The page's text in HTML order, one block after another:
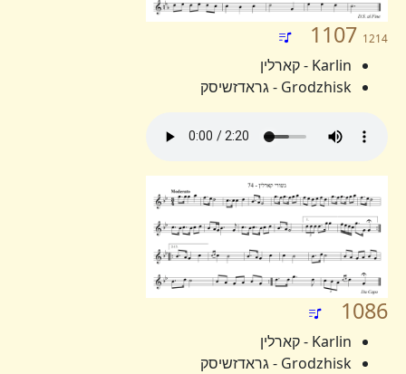
1107 1214
Karlin - קארלין
Grodzhisk - גראדזשיסק
1086
Karlin - קארלין
Grodzhisk - גראדזשיסק